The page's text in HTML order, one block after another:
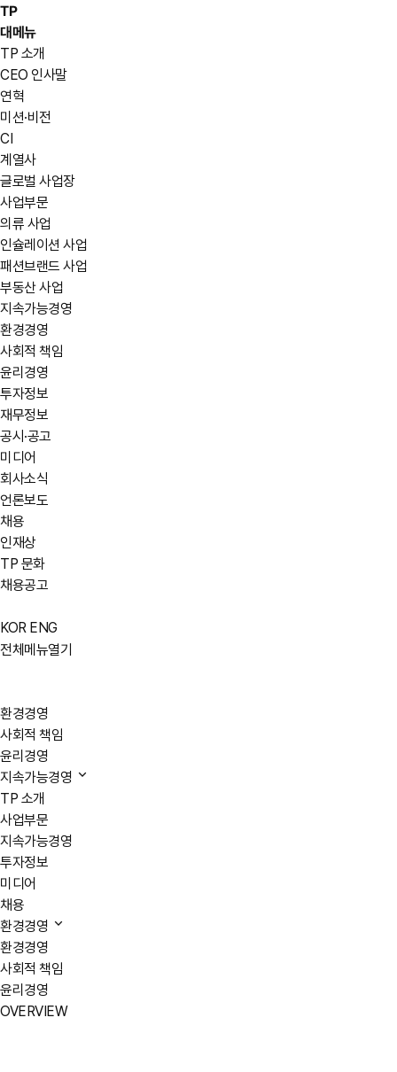
TP
대메뉴
TP 소개
CEO 인사말
연혁
미션·비전
CI
계열사
글로벌 사업장
사업부문
의류 사업
인슐레이션 사업
패션브랜드 사업
부동산 사업
지속가능경영
환경경영
사회적 책임
윤리경영
투자정보
재무정보
공시·공고
미디어
회사소식
언론보도
채용
인재상
TP 문화
채용공고
KOR ENG
전체메뉴열기
환경경영
사회적 책임
윤리경영
지속가능경영
TP 소개
사업부문
지속가능경영
투자정보
미디어
채용
환경경영
환경경영
사회적 책임
윤리경영
OVERVIEW